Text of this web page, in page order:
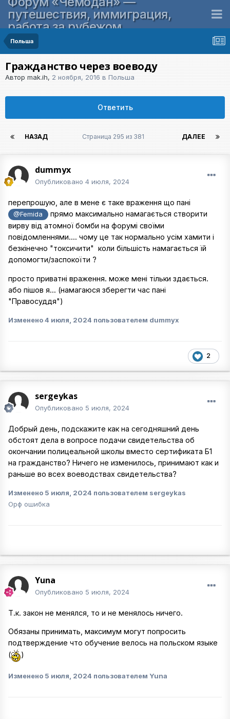
путешествия, иммиграция,
работа за рубежом
Польша
Гражданство через воеводу
Автор mak.ih, 2 ноября, 2016 в Польша
Ответить
НАЗАД ДАЛЕЕ
Страница 295 из 381
dummyx
Опубликовано 4 июля, 2024
перепрошую, але в мене є таке враження що пані
@Femida
прямо максимально намагається створити
вирву від атомної бомби на форумі своїми
повідомленнями.... чому це так нормально усім хамити і
безкінечно "токсичити" коли більшість намагається їй
допомогти/заспокоїти ?
просто приватні враження. може мені тільки здається.
або пішов я... (намагаюся зберегти час пані
"Правосуддя")
Изменено4 июля, 2024 пользователем dummyx
2
sergeykas
Опубликовано 5 июля, 2024
Добрый день, подскажите как на сегодняшний день
обстоят дела в вопросе подачи свидетельства об
окончании полицеальной школы вместо сертификата Б1
на гражданство? Ничего не изменилось, принимают как и
раньше во всех воеводствах свидетельства?
Изменено 5 июля, 2024 пользователем sergeykas
Орф ошибка
Yuna
Опубликовано 5 июля, 2024
Т.к. закон не менялся, то и не менялось ничего.
Обязаны принимать, максимум могут попросить
подтверждение что обучение велось на польском языке
(
)
Изменено 5 июля, 2024 пользователем Yuna